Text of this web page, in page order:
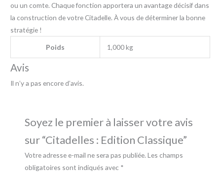
ou un comte. Chaque fonction apportera un avantage décisif dans
la construction de votre Citadelle. À vous de déterminer la bonne
stratégie !
Poids 1,000 kg
Avis
Il n’y a pas encore d’avis.
Soyez le premier à laisser votre avis
sur “Citadelles : Edition Classique”
Votre adresse e-mail ne sera pas publiée. Les champs
obligatoires sont indiqués avec *